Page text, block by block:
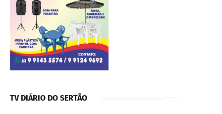
TV DIÁRIO DO SERTÃO